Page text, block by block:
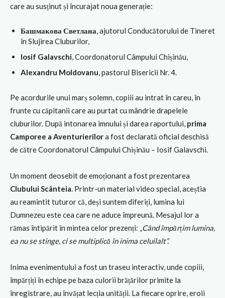
care au susținut și încurajat noua generație:
Башмакова Светлана, ajutorul Conducătorului de Tineret
în Slujirea Cluburilor,
Iosif Galavschi, Coordonatorul Câmpului Chișinău,
Alexandru Moldovanu, pastorul Bisericii Nr. 4.
Pe acordurile unui marș solemn, copiii au intrat în careu, în
frunte cu căpitanii care au purtat cu mândrie drapelele
cluburilor. După intonarea imnului și darea raportului, prima
Camporee a Aventurierilora fost declarată oficial deschisă
de către Coordonatorul Câmpului Chișinău – Iosif Galavschi.
Un moment deosebit de emoționant a fost prezentarea
Clubului Scânteia. Printr-un material video special, aceștia
au reamintit tuturor că, deși suntem diferiți, lumina lui
Dumnezeu este cea care ne aduce împreună. Mesajul lor a
rămas întipărit în mintea celor prezenți: „Când împărțim lumina,
ea nu se stinge, ci se multiplică în inima celuilalt”.
Inima evenimentului a fost un traseu interactiv, unde copiii,
împărțiți în echipe pe baza culorii brățărilor primite la
înregistrare, au învățat lecția unității. La fiecare oprire, eroii